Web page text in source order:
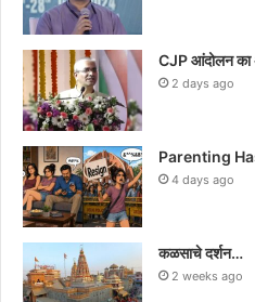
CJP आंदोलन
2 days ago
Parenting
4 days ago
कळसाचे दर्शन…
2 weeks ago